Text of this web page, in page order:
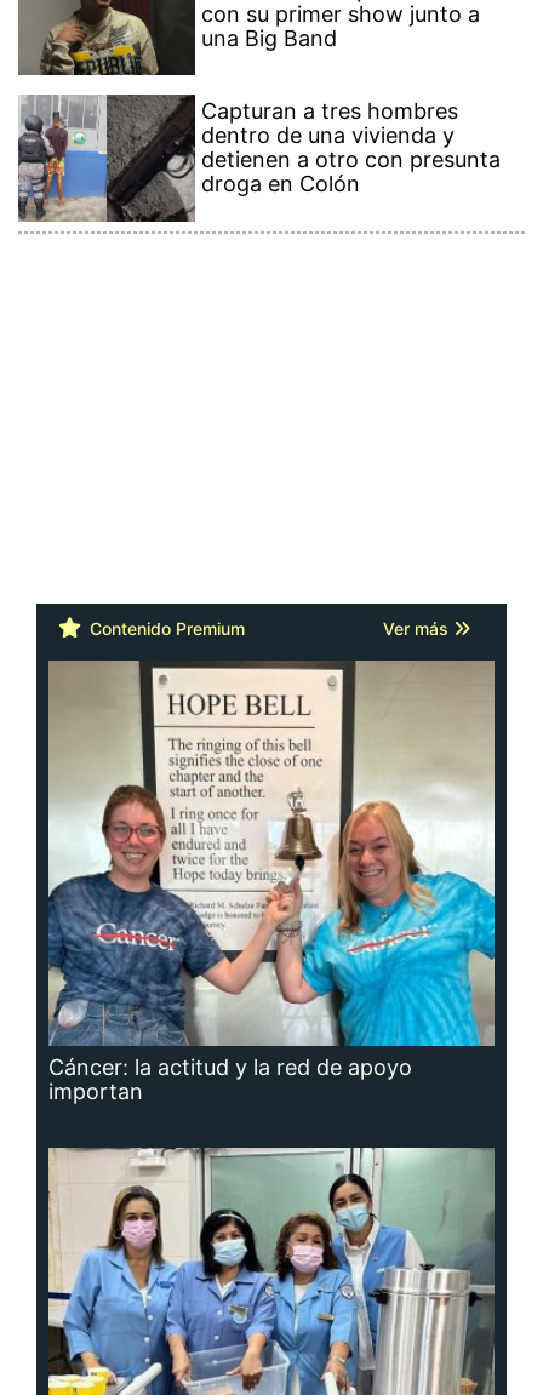
con su primer show junto a
una Big Band
Capturan a tres hombres
dentro de una vivienda y
detienen a otro con presunta
droga en Colón
Contenido Premium Ver más
Cáncer: la actitud y la red de apoyo
importan